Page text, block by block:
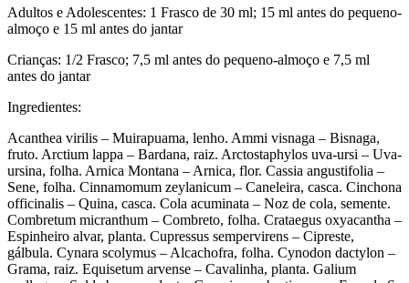
Adultos e Adolescentes: 1 Frasco de 30 ml; 15 ml antes do pequeno-
almoço e 15 ml antes do jantar
Crianças: 1/2 Frasco; 7,5 ml antes do pequeno-almoço e 7,5 ml
antes do jantar
Ingredientes:
Acanthea virilis – Muirapuama, lenho. Ammi visnaga – Bisnaga,
fruto. Arctium lappa – Bardana, raiz. Arctostaphylos uva-ursi – Uva-
ursina, folha. Arnica Montana – Arnica, flor. Cassia angustifolia –
Sene, folha. Cinnamomum zeylanicum – Caneleira, casca. Cinchona
officinalis – Quina, casca. Cola acuminata – Noz de cola, semente.
Combretum micranthum – Combreto, folha. Crataegus oxyacantha –
Espinheiro alvar, planta. Cupressus sempervirens – Cipreste,
gálbula. Cynara scolymus – Alcachofra, folha. Cynodon dactylon –
Grama, raiz. Equisetum arvense – Cavalinha, planta. Galium